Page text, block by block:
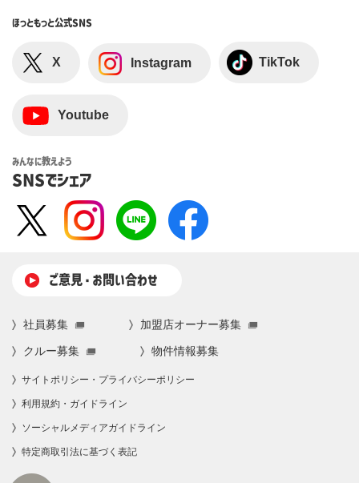
ほっともっと公式SNS
X Instagram TikTok
Youtube
みんなに教えよう
SNSでシェア
ご意⾒・お問い合わせ
社員募集 加盟店オーナー募集
クルー募集 物件情報募集
サイトポリシー・プライバシーポリシー
利⽤規約・ガイドライン
ソーシャルメディアガイドライン
特定商取引法に基づく表記